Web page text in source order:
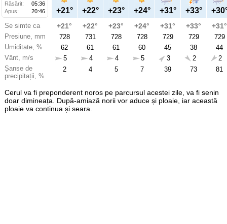
Răsărit:
05:36
Apus:
20:46
Se simte ca
Presiune, mm
Umiditate, %
Vânt, m/s
Șanse de
precipitații, %
+21°
+21°
728
62
5
2
+22°
+22°
731
61
4
4
+23°
+23°
728
61
4
5
+24°
+24°
728
60
5
7
+31°
+31°
729
45
3
39
+33°
+33°
729
38
2
73
+31°
729
44
2
81
Cerul va fi preponderent noros pe parcursul acestei zile, va fi senin
doar dimineața. După-amiază norii vor aduce și ploaie, iar această
ploaie va continua și seara.